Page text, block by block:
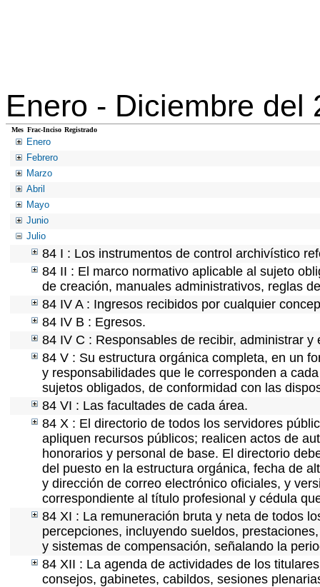
Enero - Diciembre del
Mes Frac-Inciso Registrado
Enero
Febrero
Marzo
Abril
Mayo
Junio
Julio
84 I : Los instrumentos de control archivístico
84 II : El marco normativo aplicable al sujeto
de creación, manuales administrativos, reglas
84 IV A : Ingresos recibidos por cualquier
84 IV B : Egresos.
84 IV C : Responsables de recibir, administrar y
84 V : Su estructura orgánica completa, en un
y responsabilidades que le corresponden a
sujetos obligados, de conformidad con las
84 VI : Las facultades de cada área.
84 X : El directorio de todos los servidores
apliquen recursos públicos; realicen actos de
honorarios y personal de base. El directorio
del puesto en la estructura orgánica, fecha de
y dirección de correo electrónico oficiales, y
correspondiente al título profesional y cédula
84 XI : La remuneración bruta y neta de todos
percepciones, incluyendo sueldos,
y sistemas de compensación, señalando la
84 XII : La agenda de actividades de los
consejos, gabinetes, cabildos, sesiones